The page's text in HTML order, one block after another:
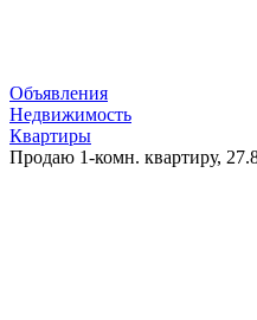
Объявления
Недвижимость
Квартиры
Продаю 1-комн. квартиру,